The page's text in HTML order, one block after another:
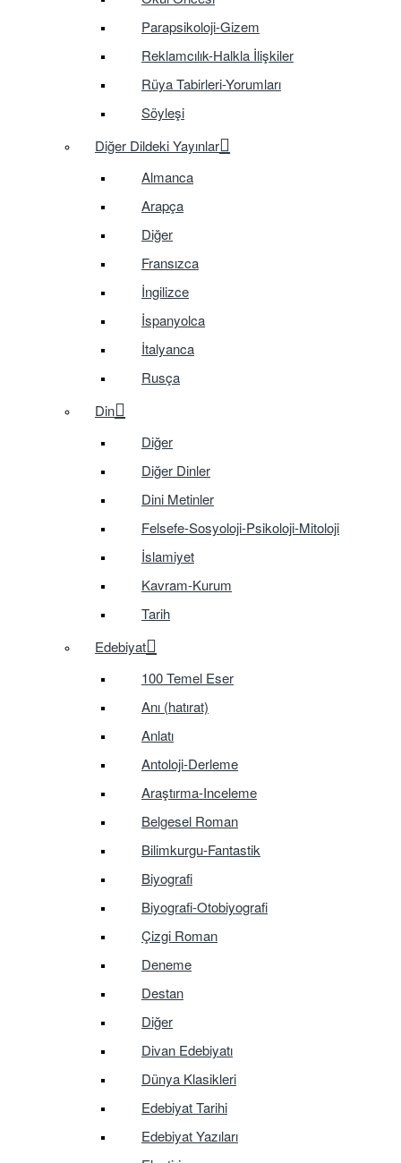
Parapsikoloji-Gizem
Reklamcılık-Halkla İlişkiler
Rüya Tabirleri-Yorumları
Söyleşi
Diğer Dildeki Yayınlar
Almanca
Arapça
Diğer
Fransızca
İngilizce
İspanyolca
İtalyanca
Rusça
Din
Diğer
Diğer Dinler
Dini Metinler
Felsefe-Sosyoloji-Psikoloji-Mitoloji
İslamiyet
Kavram-Kurum
Tarih
Edebiyat
100 Temel Eser
Anı (hatırat)
Anlatı
Antoloji-Derleme
Araştırma-Inceleme
Belgesel Roman
Bilimkurgu-Fantastik
Biyografi
Biyografi-Otobiyografi
Çizgi Roman
Deneme
Destan
Diğer
Divan Edebiyatı
Dünya Klasikleri
Edebiyat Tarihi
Edebiyat Yazıları